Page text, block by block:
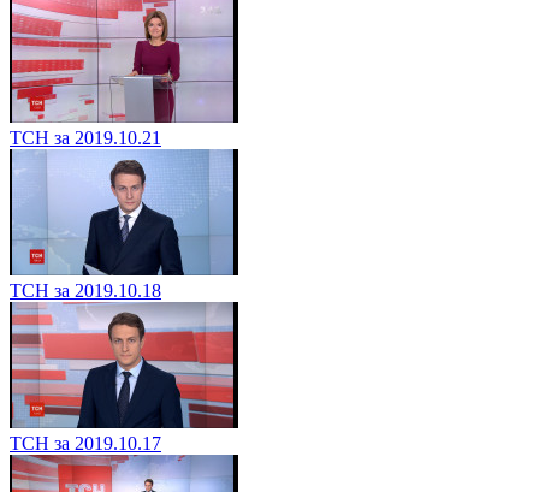
ТСН за 2019.10.21
ТСН за 2019.10.18
ТСН за 2019.10.17